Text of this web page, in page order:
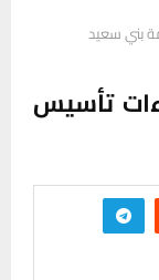
بني سعيد
تأسيس